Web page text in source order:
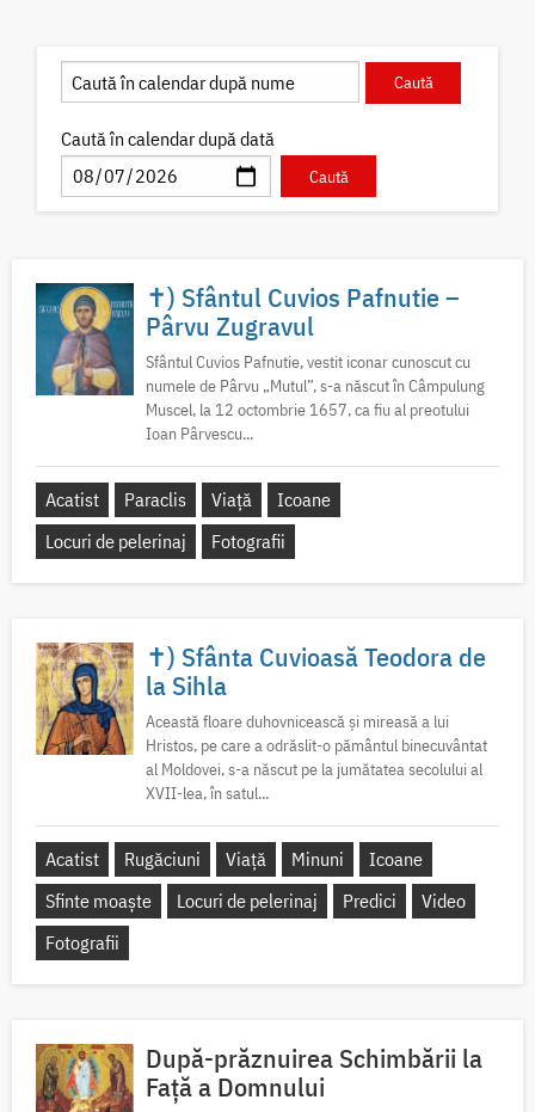
Caută în calendar după dată
✝) Sfântul Cuvios Pafnutie –
Pârvu Zugravul
Sfântul Cuvios Pafnutie, vestit iconar cunoscut cu
numele de Pârvu „Mutul”, s-a născut în Câmpulung
Muscel, la 12 octombrie 1657, ca fiu al preotului
Ioan Pârvescu...
Acatist Paraclis Viață
Icoane
Locuri de pelerinaj
Fotografii
✝) Sfânta Cuvioasă Teodora de
la Sihla
Această floare duhovnicească și mireasă a lui
Hristos, pe care a odrăslit-o pământul binecuvântat
al Moldovei, s-a născut pe la jumătatea secolului al
XVII-lea, în satul...
Acatist Rugăciuni Viață Minuni
Icoane
Sfinte moaște
Locuri de pelerinaj Predici
Video
Fotografii
După-prăznuirea Schimbării la
Față a Domnului